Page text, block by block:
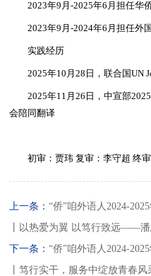
2023年9月-2025年6月担任华
2023年9月-2024年6月担任外
实践经历
2025年10月28日，联合国UN
2025年11月26日，中宣部
会陪同翻译
初审：贾玮 复审：李守超 终
上一条：“侨”咱外语人2024-
丨以热爱为翼 以笃行致远——
下一条：“侨”咱外语人2024-
丨笃行实干，服务中绽放青春